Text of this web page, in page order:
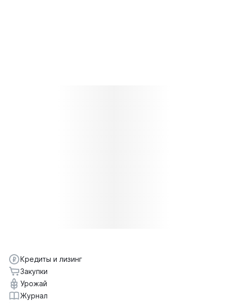
Кредиты и лизинг
Закупки
Урожай
Журнал